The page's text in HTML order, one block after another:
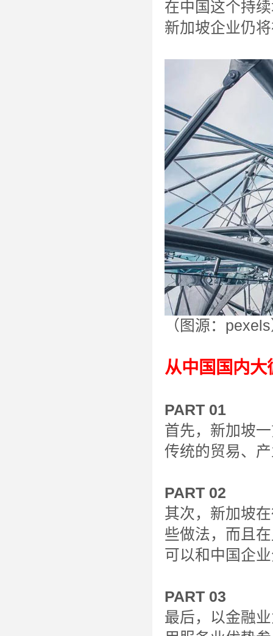
在中国这个持
新加坡企业仍
（图源：
从中国国内大
PART 01
首先，新加坡
传统的贸易、
PART 02
其次，新加坡
些做法，而且
可以和中国企
PART 03
最后，以金融